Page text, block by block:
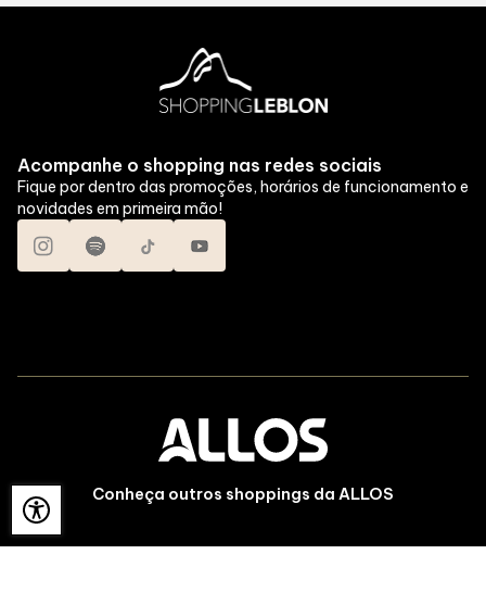
Acompanhe o shopping nas redes sociais
Fique por dentro das promoções, horários de funcionamento e
novidades em primeira mão!
Conheça outros shoppings da ALLOS